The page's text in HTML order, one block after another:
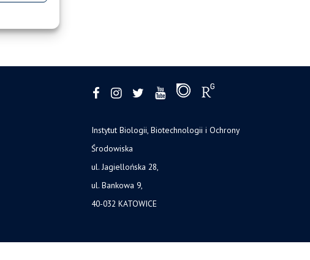
Instytut Biologii, Biotechnologii i Ochrony
Środowiska
ul. Jagiellońska 28,
ul. Bankowa 9,
40-032 KATOWICE